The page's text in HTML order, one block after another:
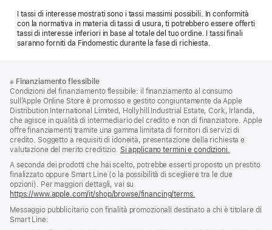
I tassi di interesse mostrati sono i tassi massimi possibili. In conformità
con la normativa in materia di tassi di usura, ti potrebbero essere offerti
tassi di interesse inferiori in base al totale del tuo ordine. I tassi finali
saranno forniti da Findomestic durante la fase di richiesta.
di
pagina
a
piè
di
pagina
※ Finanziamento flessibile
Condizioni del finanziamento flessibile: il finanziamento al consumo
sull’Apple Online Store è promosso e gestito congiuntamente da Apple
Distribution International Limited, Hollyhill Industrial Estate, Cork, Irlanda,
che agisce in qualità di intermediario del credito e non di finanziatore. Apple
offre finanziamenti tramite una gamma limitata di fornitori di servizi di
credito. Soggetto a requisiti di idoneità, presentazione della richiesta e
valutazione del merito creditizio. Si applicano termini e condizioni.
A seconda dei prodotti che hai scelto, potrebbe esserti proposto un prestito
finalizzato oppure Smart Line (o la possibilità di scegliere tra le due
opzioni). Per maggiori dettagli, vai su
https://www.apple.com/it/shop/browse/financing/terms.
Messaggio pubblicitario con finalità promozionali destinato a chi è titolare di
Smart Line: